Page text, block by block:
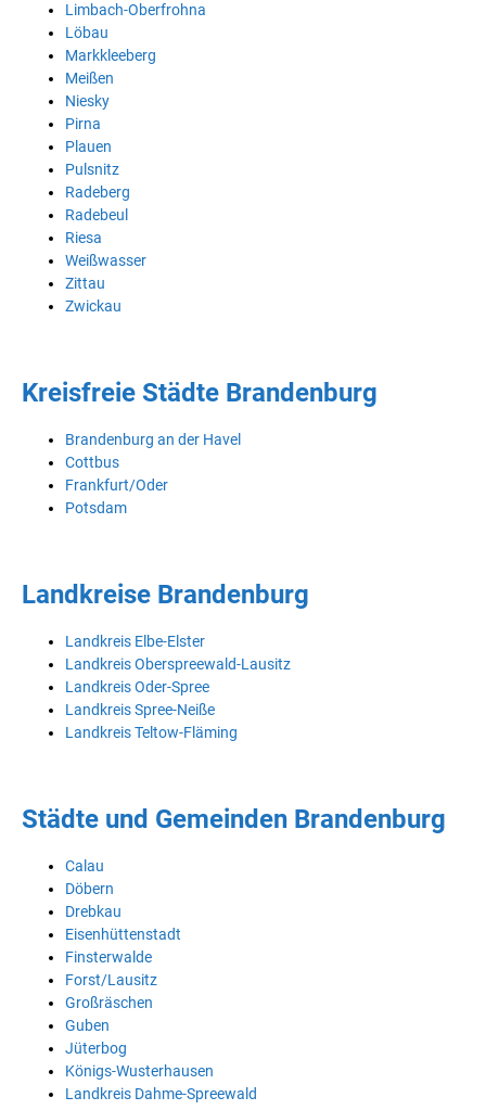
Limbach-Oberfrohna
Löbau
Markkleeberg
Meißen
Niesky
Pirna
Plauen
Pulsnitz
Radeberg
Radebeul
Riesa
Weißwasser
Zittau
Zwickau
Kreisfreie Städte Brandenburg
Brandenburg an der Havel
Cottbus
Frankfurt/Oder
Potsdam
Landkreise Brandenburg
Landkreis Elbe-Elster
Landkreis Oberspreewald-Lausitz
Landkreis Oder-Spree
Landkreis Spree-Neiße
Landkreis Teltow-Fläming
Städte und Gemeinden Brandenburg
Calau
Döbern
Drebkau
Eisenhüttenstadt
Finsterwalde
Forst/Lausitz
Großräschen
Guben
Jüterbog
Königs-Wusterhausen
Landkreis Dahme-Spreewald